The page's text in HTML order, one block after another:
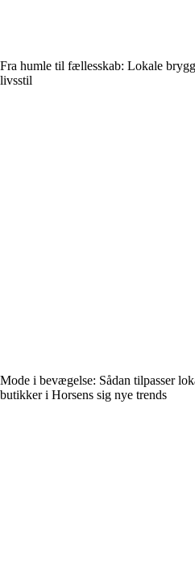
Fra humle til fællesskab: Lokale
livsstil
Mode i bevægelse: Sådan tilpasser
butikker i Horsens sig nye trends